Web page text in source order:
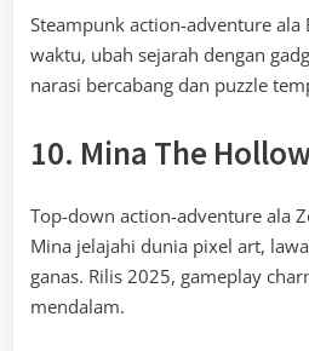
Steampunk action-adventure ala
waktu, ubah sejarah dengan
narasi bercabang dan puzzle
10. Mina The
Top-down action-adventure ala
Mina jelajahi dunia pixel art,
ganas. Rilis 2025, gameplay
mendalam.